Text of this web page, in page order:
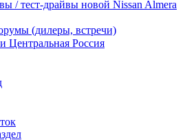
/ тест-драйвы новой Nissan Almera
(дилеры, встречи)
Россия